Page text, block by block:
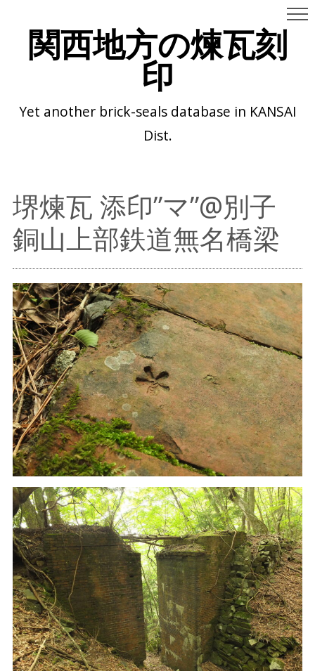
関西地方の煉瓦刻
印
Yet another brick-seals database in KANSAI
Dist.
堺煉瓦 添印”マ”@別子
銅山上部鉄道無名橋梁